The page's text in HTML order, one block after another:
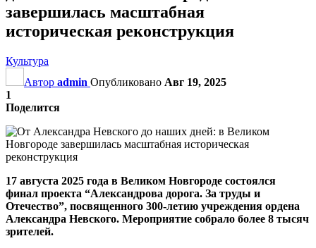
завершилась масштабная
историческая реконструкция
Культура
Автор admin Опубликовано Авг 19, 2025
1
Поделится
17 августа 2025 года в Великом Новгороде состоялся
финал проекта “Александрова дорога. За труды и
Отечество”, посвященного 300-летию учреждения ордена
Александра Невского. Мероприятие собрало более 8 тысяч
зрителей.